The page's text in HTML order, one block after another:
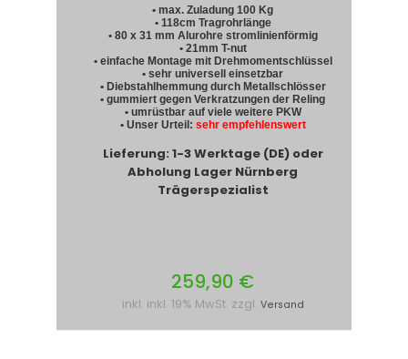
• max. Zuladung 100 Kg
• 118cm Tragrohrlänge
• 80 x 31 mm Alurohre stromlinienförmig
• 21mm T-nut
• einfache Montage mit Drehmomentschlüssel
• sehr universell einsetzbar
• Diebstahlhemmung durch Metallschlösser
• gummiert gegen Verkratzungen der Reling
• umrüstbar auf viele weitere PKW
• Unser Urteil: sehr empfehlenswert
Lieferung: 1-3 Werktage (DE) oder
Abholung Lager Nürnberg
Trägerspezialist
259,90 €
inkl. inkl. 19% MwSt. zzgl. Versand